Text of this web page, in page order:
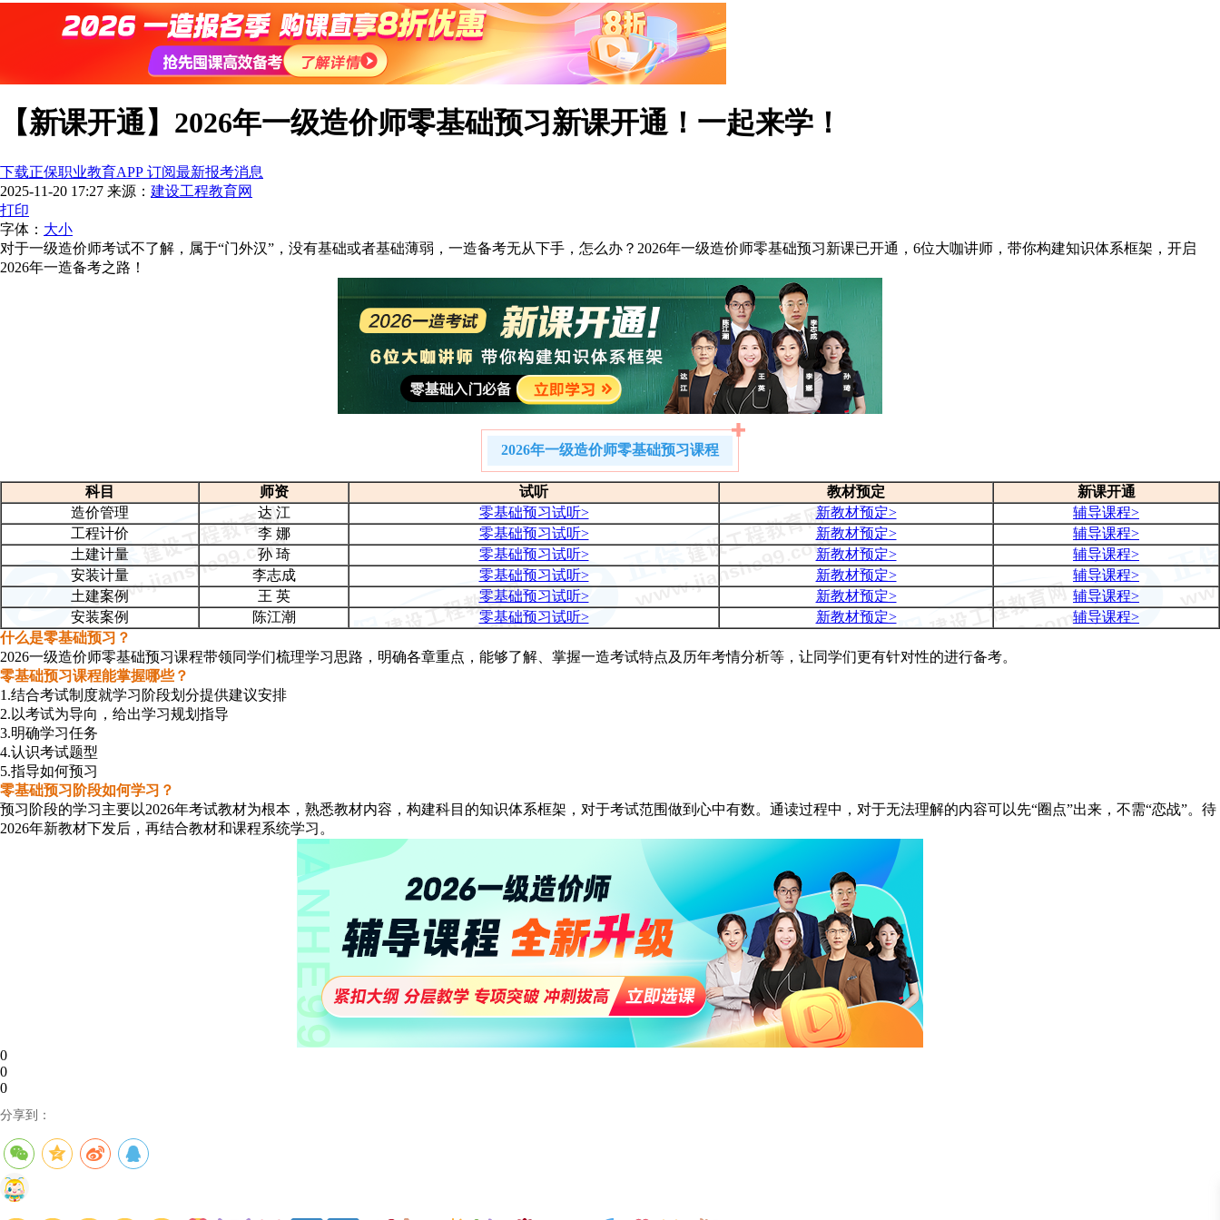
【新课开通】2026年一级造价师零基础预习新课开通！一起来学！
下载正保职业教育APP 订阅最新报考消息
2025-11-20 17:27 来源： 建设工程教育网
打印
字体： 大小
对于一级造价师考试不了解，属于“门外汉”，没有基础或者基础薄弱，一造备考无从下手，怎么办？2026年一级造价师零基础预习新课已开通，6位大咖讲师，带你构建知识体系框架，开启
2026年一造备考之路！
2026年一级造价师零基础预习课程
科目 师资 试听 教材预定
新课开通
造价管理
达 江 零基础预习试听> 新教材预定>
辅导课程>
工程计价
李 娜 零基础预习试听> 新教材预定>
辅导课程>
土建计量
孙 琦 零基础预习试听> 新教材预定>
辅导课程>
安装计量
李志成 零基础预习试听> 新教材预定>
辅导课程>
土建案例
王 英 零基础预习试听> 新教材预定>
辅导课程>
安装案例
陈江潮 零基础预习试听> 新教材预定>
辅导课程>
什么是零基础预习？
2026一级造价师零基础预习课程带领同学们梳理学习思路，明确各章重点，能够了解、掌握一造考试特点及历年考情分析等，让同学们更有针对性的进行备考。
零基础预习课程能掌握哪些？
1.结合考试制度就学习阶段划分提供建议安排
2.以考试为导向，给出学习规划指导
3.明确学习任务
4.认识考试题型
5.指导如何预习
零基础预习阶段如何学习？
预习阶段的学习主要以2026年考试教材为根本，熟悉教材内容，构建科目的知识体系框架，对于考试范围做到心中有数。通读过程中，对于无法理解的内容可以先“圈点”出来，不需“恋战”。待
2026年新教材下发后，再结合教材和课程系统学习。
0
0
0
分享到：